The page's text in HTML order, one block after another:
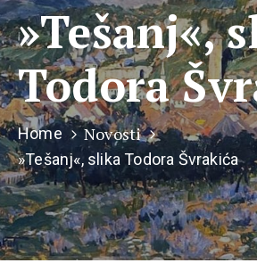
»Tešanj«,
Todora
Home Novosti
»Tešanj«, slika Todora Švrakića